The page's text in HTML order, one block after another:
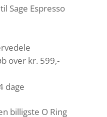
Sage Espresso
over kr. 599,-
dage
billigste O Ring